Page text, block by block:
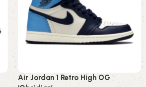
Air Jordan 1 Retro High OG